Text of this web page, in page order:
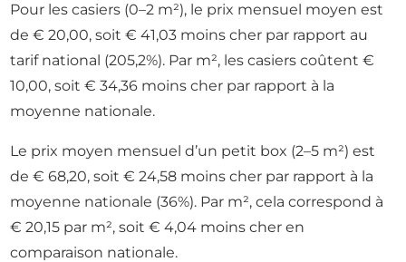
Pour les casiers (0–2 m²), le prix mensuel moyen est
de € 20,00, soit € 41,03 moins cher par rapport au
tarif national (205,2%). Par m², les casiers coûtent €
10,00, soit € 34,36 moins cher par rapport à la
moyenne nationale.
Le prix moyen mensuel d’un petit box (2–5 m²) est
de € 68,20, soit € 24,58 moins cher par rapport à la
moyenne nationale (36%). Par m², cela correspond à
€ 20,15 par m², soit € 4,04 moins cher en
comparaison nationale.